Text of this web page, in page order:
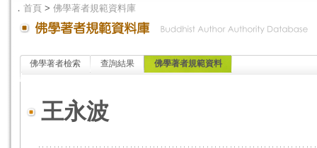
． 首頁 > 佛學著者規範資料庫
佛學著者檢索 查詢結果 佛學著者規範資料
王永波